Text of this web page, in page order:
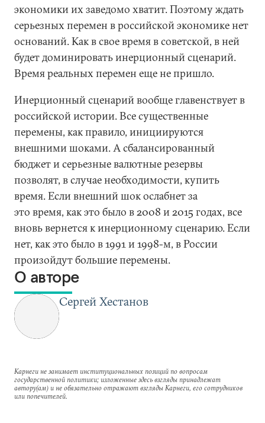
экономики их заведомо хватит. Поэтому ждать
серьезных перемен в российской экономике нет
оснований. Как в свое время в советской, в ней
будет доминировать инерционный сценарий.
Время реальных перемен еще не пришло.
Инерционный сценарий вообще главенствует в
российской истории. Все существенные
перемены, как правило, инициируются
внешними шоками. А сбалансированный
бюджет и серьезные валютные резервы
позволят, в случае необходимости, купить
время. Если внешний шок ослабнет за
это время, как это было в 2008 и 2015 годах, все
вновь вернется к инерционному сценарию. Если
нет, как это было в 1991 и 1998-м, в России
произойдут большие перемены.
О авторе
Сергей Хестанов
Карнеги не занимает институциональных позиций по вопросам
государственной политики; изложенные здесь взгляды принадлежат
автору(ам) и не обязательно отражают взгляды Карнеги, его сотрудников
или попечителей.